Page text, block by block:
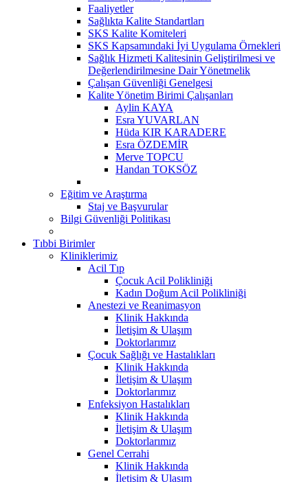
Faaliyetler
Sağlıkta Kalite Standartları
SKS Kalite Komiteleri
SKS Kapsamındaki İyi Uygulama Örnekleri
Sağlık Hizmeti Kalitesinin Geliştirilmesi ve
Değerlendirilmesine Dair Yönetmelik
Çalışan Güvenliği Genelgesi
Kalite Yönetim Birimi Çalışanları
Aylin KAYA
Esra YUVARLAN
Hüda KIR KARADERE
Esra ÖZDEMİR
Merve TOPCU
Handan TOKSÖZ
Eğitim ve Araştırma
Staj ve Başvurular
Bilgi Güvenliği Politikası
Tıbbi Birimler
Kliniklerimiz
Acil Tıp
Çocuk Acil Polikliniği
Kadın Doğum Acil Polikliniği
Anestezi ve Reanimasyon
Klinik Hakkında
İletişim & Ulaşım
Doktorlarımız
Çocuk Sağlığı ve Hastalıkları
Klinik Hakkında
İletişim & Ulaşım
Doktorlarımız
Enfeksiyon Hastalıkları
Klinik Hakkında
İletişim & Ulaşım
Doktorlarımız
Genel Cerrahi
Klinik Hakkında
İletişim & Ulaşım